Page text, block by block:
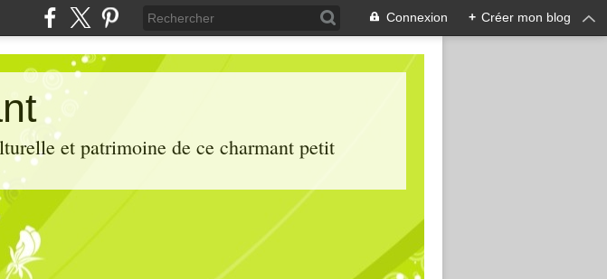
Connexion + Créer mon blog
et patrimoine de ce charmant petit